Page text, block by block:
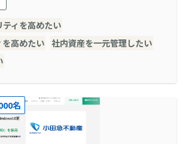
ィを高めたい
高めたい 社内資産を一元管理したい
名